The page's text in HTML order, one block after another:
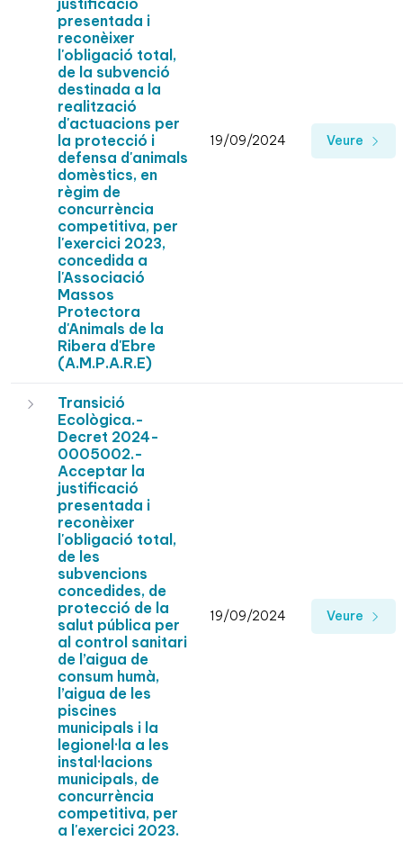
justificació
presentada i
reconèixer
l'obligació total,
de la subvenció
destinada a la
realització
d'actuacions per
la protecció i
defensa d'animals
domèstics, en
règim de
concurrència
competitiva, per
l'exercici 2023,
concedida a
l'Associació
Massos
Protectora
d'Animals de la
Ribera d'Ebre
(A.M.P.A.R.E)
19/09/2024 Veure
Transició
Ecològica.-
Decret 2024-
0005002.-
Acceptar la
justificació
presentada i
reconèixer
l'obligació total,
de les
subvencions
concedides, de
protecció de la
salut pública per
al control sanitari
de l’aigua de
consum humà,
l’aigua de les
piscines
municipals i la
legionel·la a les
instal·lacions
municipals, de
concurrència
competitiva, per
a l'exercici 2023.
19/09/2024 Veure